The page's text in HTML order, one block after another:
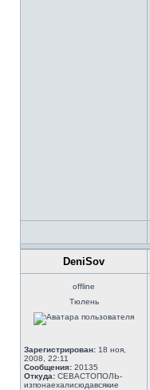
DeniSov
offline
Тюлень
Зарегистрирован: 18 ноя,
2008, 22:11
Сообщения: 20135
Откуда: СЕВАСТОПОЛЬ-
изпонаехалисюдавсякие